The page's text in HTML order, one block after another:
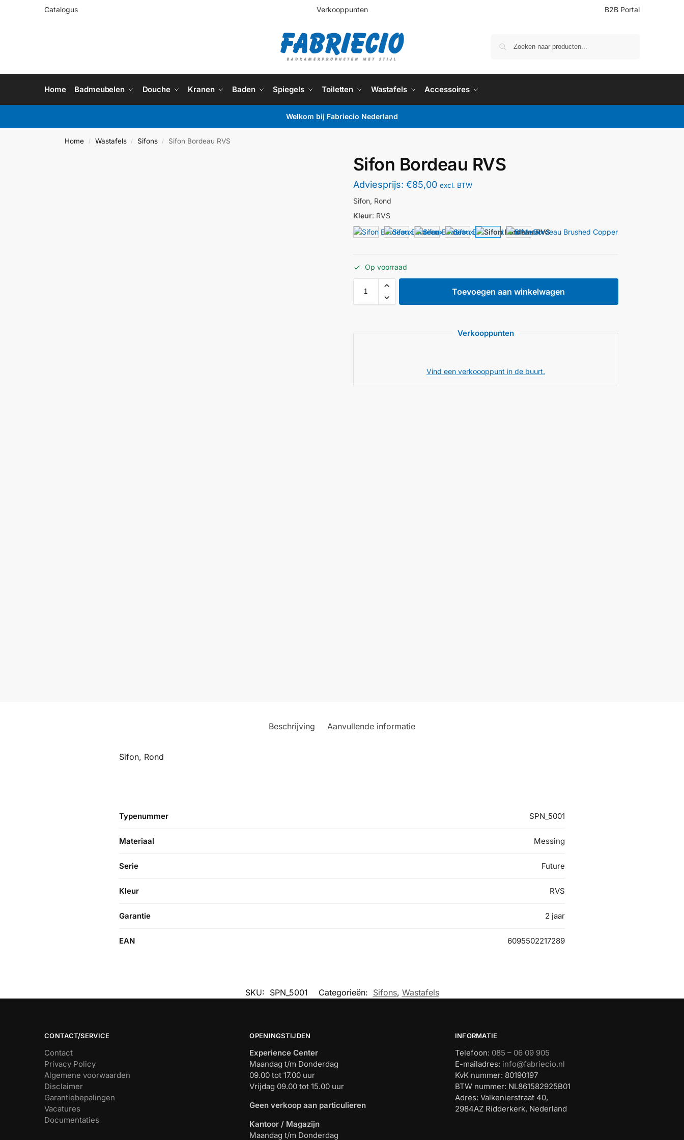
Catalogus Verkooppunten B2B Portal
Home Badmeubelen Douche Kranen Baden Spiegels Toiletten Wastafels Accessoires
Welkom bij Fabriecio Nederland
Home / Wastafels / Sifons / Sifon Bordeau RVS
Sifon Bordeau RVS
Adviesprijs: €85,00 excl. BTW
Sifon, Rond
Kleur: RVS
Op voorraad
Toevoegen aan winkelwagen
Verkooppunten
Vind een verkoooppunt in de buurt.
Beschrijving Aanvullende informatie
Sifon, Rond
Typenummer SPN_5001
Materiaal Messing
Serie Future
Kleur RVS
Garantie 2 jaar
EAN 6095502217289
SKU: SPN_5001 Categorieën: Sifons, Wastafels
CONTACT/SERVICE
Contact
Privacy Policy
Algemene voorwaarden
Disclaimer
Garantiebepalingen
Vacatures
Documentaties
OPENINGSTIJDEN
Experience Center
Maandag t/m Donderdag
09.00 tot 17.00 uur
Vrijdag 09.00 tot 15.00 uur
Geen verkoop aan particulieren
Kantoor / Magazijn
Maandag t/m Donderdag
INFORMATIE
Telefoon: 085 – 06 09 905
E-mailadres: info@fabriecio.nl
KvK nummer: 80190197
BTW nummer: NL861582925B01
Adres: Valkenierstraat 40,
2984AZ Ridderkerk, Nederland